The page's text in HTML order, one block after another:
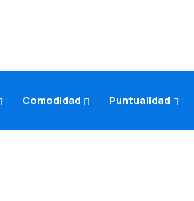
Comodidad Puntualidad